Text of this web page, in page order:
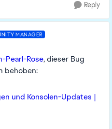
Reply
MANAGER
Pearl-Rose​, dieser Bug
behoben:
und Konsolen-Updates |